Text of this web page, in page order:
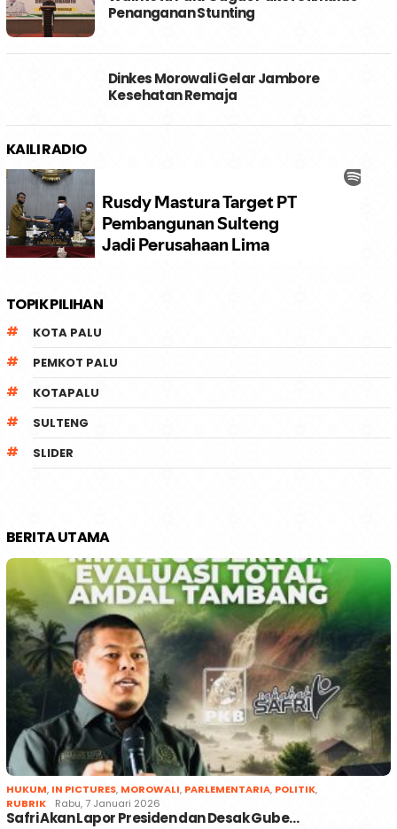
Penanganan Stunting
Dinkes Morowali Gelar Jambore
Kesehatan Remaja
KAILI RADIO
TOPIK PILIHAN
KOTA PALU
PEMKOT PALU
KOTAPALU
SULTENG
SLIDER
BERITA UTAMA
HUKUM, IN PICTURES, MOROWALI, PARLEMENTARIA, POLITIK,
RUBRIK
Rabu, 7 Januari 2026
Safri Akan Lapor Presiden dan Desak Gube…